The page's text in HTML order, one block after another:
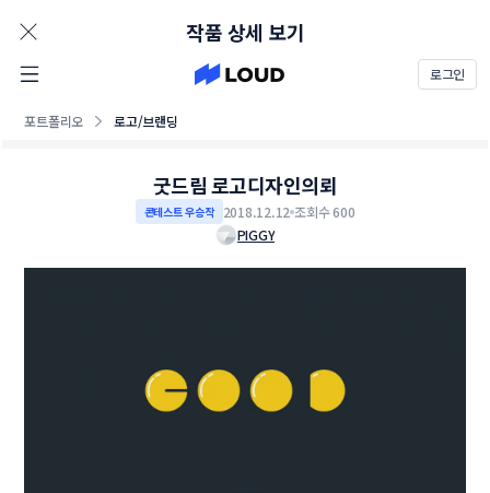
로그인
포트폴리오 로고/브랜딩
작품 상세 보기
굿드림 로고디자인의뢰
콘테스트 우승작 2018.12.12 조회수 600
PIGGY